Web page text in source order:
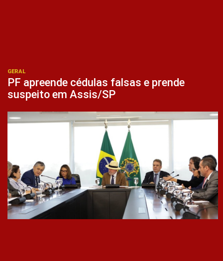
GERAL
PF apreende cédulas falsas e prende
suspeito em Assis/SP